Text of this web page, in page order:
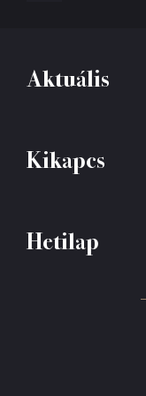
Aktuális
Kikapcs
Hetilap